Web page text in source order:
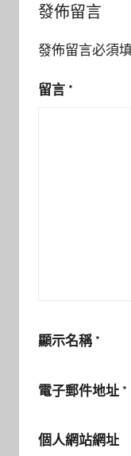
發佈留言
發佈留言必須
留言 *
顯示名稱 *
電子郵件地址 *
個人網站網址